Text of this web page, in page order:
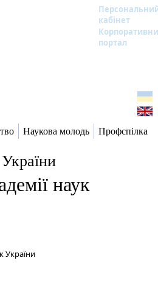
кабінет
портал
Наукова молодь Профспілка
наук
України